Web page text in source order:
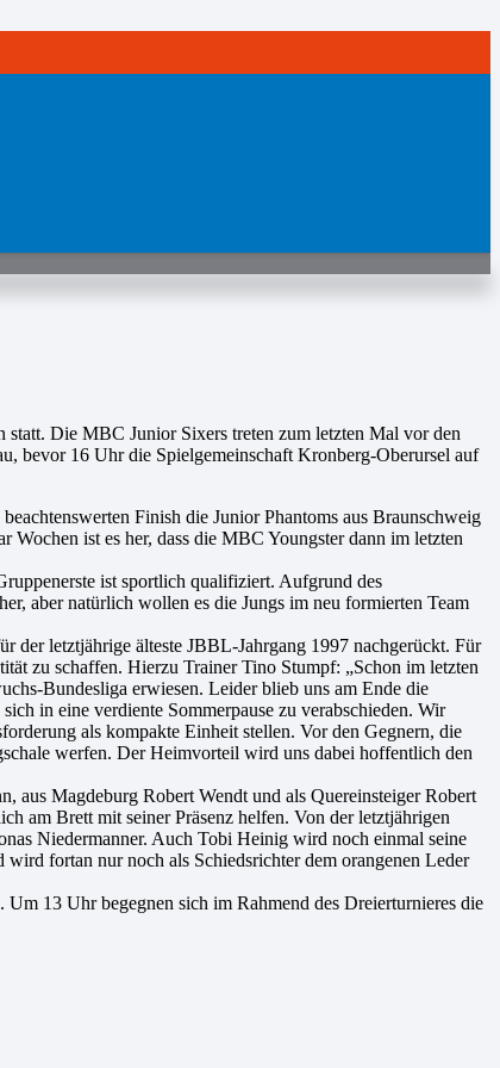
Die MBC Junior Sixers treten zum letzten Mal vor den
bevor 16 Uhr die Spielgemeinschaft Kronberg-Oberursel auf
Finish die Junior Phantoms aus Braunschweig
ist es her, dass die MBC Youngster dann im letzten
ist sportlich qualifiziert. Aufgrund des
aber natürlich wollen es die Jungs im neu formierten Team
der letztjährige älteste JBBL-Jahrgang 1997 nachgerückt. Für
zu schaffen. Hierzu Trainer Tino Stumpf: „Schon im letzten
Bundesliga erwiesen. Leider blieb uns am Ende die
in eine verdiente Sommerpause zu verabschieden. Wir
als kompakte Einheit stellen. Vor den Gegnern, die
werfen. Der Heimvorteil wird uns dabei hoffentlich den
Magdeburg Robert Wendt und als Quereinsteiger Robert
am Brett mit seiner Präsenz helfen. Von der letztjährigen
Niedermanner. Auch Tobi Heinig wird noch einmal seine
fortan nur noch als Schiedsrichter dem orangenen Leder
13 Uhr begegnen sich im Rahmend des Dreierturnieres die